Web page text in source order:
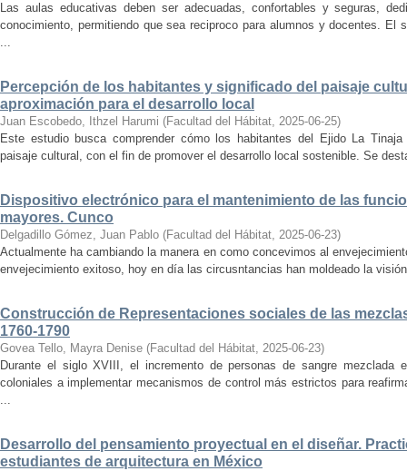
Las aulas educativas deben ser adecuadas, confortables y seguras,
conocimiento, permitiendo que sea reciproco para alumnos y docentes. El
...
Percepción de los habitantes y significado del paisaje
aproximación para el desarrollo local
Juan Escobedo, Ithzel Harumi (Facultad del Hábitat, 2025-06-25)
Este estudio busca comprender cómo los habitantes del Ejido La
paisaje cultural, con el fin de promover el desarrollo local sostenible. Se
Dispositivo electrónico para el mantenimiento de las
mayores. Cunco
Delgadillo Gómez, Juan Pablo (Facultad del Hábitat, 2025-06-23)
Actualmente ha cambiando la manera en como concevimos al
envejecimiento exitoso, hoy en día las circusntancias han moldeado la
Construcción de Representaciones sociales de las
1760-1790
Govea Tello, Mayra Denise (Facultad del Hábitat, 2025-06-23)
Durante el siglo XVIII, el incremento de personas de sangre
coloniales a implementar mecanismos de control más estrictos para
...
Desarrollo del pensamiento proyectual en el diseñar.
estudiantes de arquitectura en México